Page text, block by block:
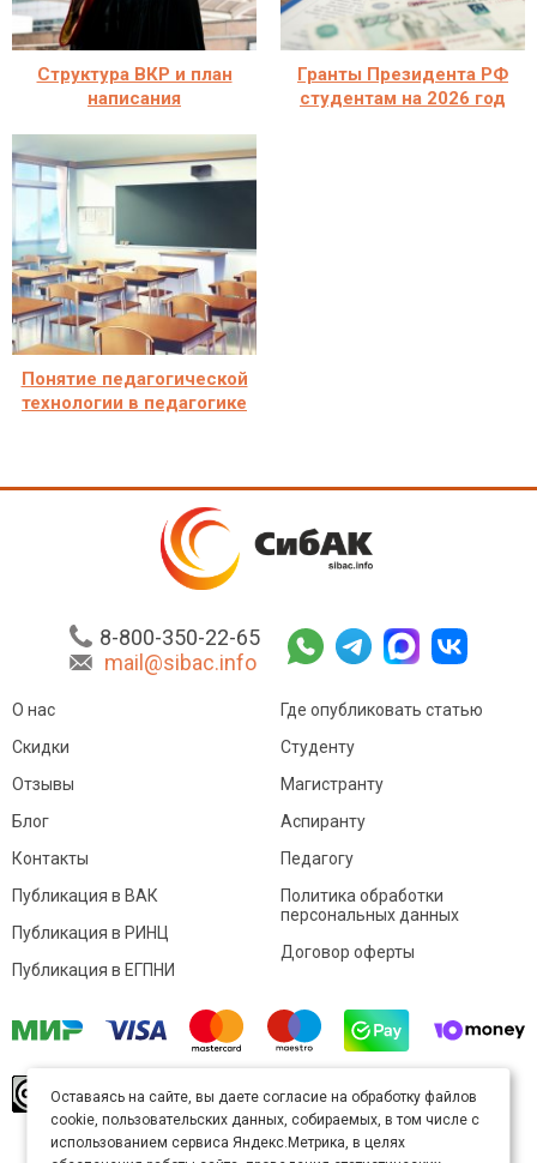
Структура ВКР и план
написания
Гранты Президента РФ
студентам на 2026 год
Понятие педагогической
технологии в педагогике
8-800-350-22-65
mail@sibac.info
О нас
Скидки
Отзывы
Блог
Контакты
Где опубликовать статью
Студенту
Магистранту
Аспиранту
Педагогу
Публикация в ВАК
Публикация в РИНЦ
Публикация в ЕГПНИ
Политика обработки
персональных данных
Договор оферты
произведение доступно полицензии Creative
Commons «Attribution» («Атрибуция») 4.0
Непортированная.
Оставаясь на сайте, вы даете согласие на обработку файлов
cookie, пользовательских данных, собираемых, в том числе с
использованием сервиса Яндекс.Метрика, в целях